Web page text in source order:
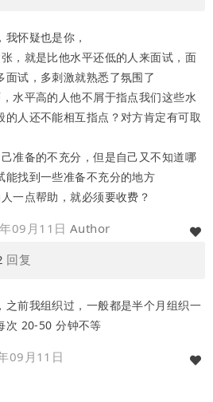
我怀疑也是你，
，就是比他水平还低的人来面试，面
面试，多刺激就熟悉了氛围了
水平高的人他不屑于指点我们这些水
的人还不能相互指点？对方肯定有可取
准备的不充分，但是自己又不知道哪
能找到一些准备不充分的地方
一点帮助，就必须要收费？
09月11日 Author
回复
之前我组织过，一般都是半个月组织一
次 20-50 分钟不等
09月11日